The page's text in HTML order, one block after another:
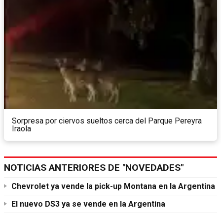
Sorpresa por ciervos sueltos cerca del Parque Pereyra
Iraola
NOTICIAS ANTERIORES DE "NOVEDADES"
Chevrolet ya vende la pick-up Montana en la Argentina
El nuevo DS3 ya se vende en la Argentina